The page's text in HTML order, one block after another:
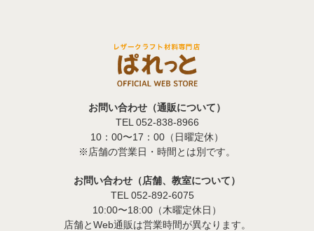
お問い合わせ（通販について）
TEL 052-838-8966
10：00〜17：00（日曜定休）
※店舗の営業日・時間とは別です。
お問い合わせ（店舗、教室について）
TEL 052-892-6075
10:00〜18:00（木曜定休日）
店舗とWeb通販は営業時間が異なります。